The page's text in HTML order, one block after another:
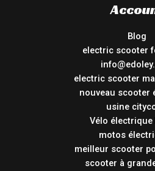
Blog
electric scooter
electric scooter
nouveau scooter
usine
Vélo électrique
motos
meilleur scooter
scooter à